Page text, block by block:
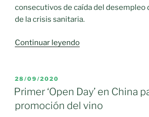
consecutivos de caída del desempleo
de la crisis sanitaria.
Continuar leyendo«La
paro
del
PUBLICADO
EL
28/09/2020
Primer ‘Open Day’ en China
promoción del vino